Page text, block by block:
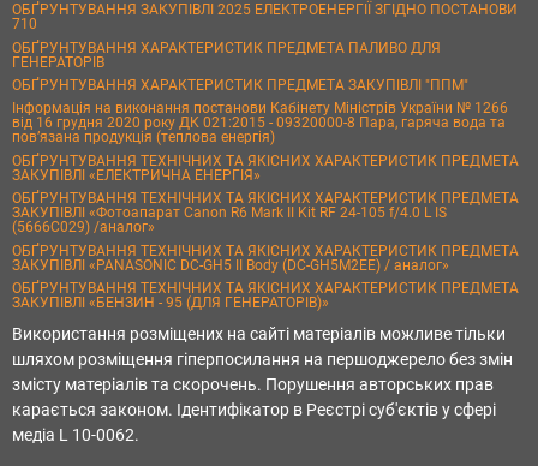
ОБҐРУНТУВАННЯ ЗАКУПІВЛІ 2025 ЕЛЕКТРОЕНЕРГІЇ ЗГІДНО ПОСТАНОВИ
710
ОБҐРУНТУВАННЯ ХАРАКТЕРИСТИК ПРЕДМЕТА ПАЛИВО ДЛЯ
ГЕНЕРАТОРІВ
ОБҐРУНТУВАННЯ ХАРАКТЕРИСТИК ПРЕДМЕТА ЗАКУПІВЛІ "ППМ"
Інформація на виконання постанови Кабінету Міністрів України № 1266
від 16 грудня 2020 року ДК 021:2015 - 09320000-8 Пара, гаряча вода та
пов’язана продукція (теплова енергія)
ОБҐРУНТУВАННЯ ТЕХНІЧНИХ ТА ЯКІСНИХ ХАРАКТЕРИСТИК ПРЕДМЕТА
ЗАКУПІВЛІ «ЕЛЕКТРИЧНА ЕНЕРГІЯ»
ОБҐРУНТУВАННЯ ТЕХНІЧНИХ ТА ЯКІСНИХ ХАРАКТЕРИСТИК ПРЕДМЕТА
ЗАКУПІВЛІ «Фотоапарат Canon R6 Mark II Kit RF 24-105 f/4.0 L IS
(5666C029) /аналог»
ОБҐРУНТУВАННЯ ТЕХНІЧНИХ ТА ЯКІСНИХ ХАРАКТЕРИСТИК ПРЕДМЕТА
ЗАКУПІВЛІ «PANASONIC DC-GH5 II Body (DC-GH5M2EE) / аналог»
ОБҐРУНТУВАННЯ ТЕХНІЧНИХ ТА ЯКІСНИХ ХАРАКТЕРИСТИК ПРЕДМЕТА
ЗАКУПІВЛІ «БЕНЗИН - 95 (ДЛЯ ГЕНЕРАТОРІВ)»
Використання розміщених на сайті матеріалів можливе тільки
шляхом розміщення гіперпосилання на першоджерело без змін
змісту матеріалів та скорочень. Порушення авторських прав
карається законом. Ідентифікатор в Реєстрі суб'єктів у сфері
медіа L 10-0062.